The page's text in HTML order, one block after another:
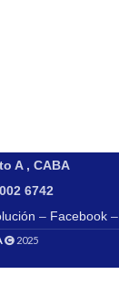
A , CABA
6742
– Facebook–
2025